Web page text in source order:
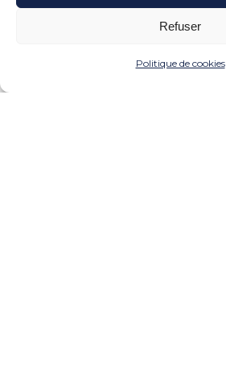
Refuser
Politique de cookies